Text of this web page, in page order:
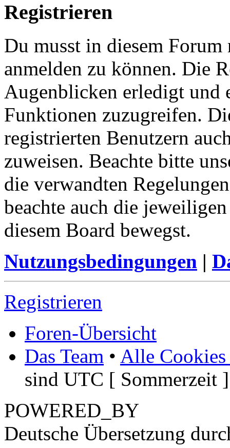
Registrieren
Du musst in diesem
anmelden zu können. Die
Augenblicken erledigt und
Funktionen zuzugreifen.
registrierten Benutzern
zuweisen. Beachte bitte
die verwandten
beachte auch die
diesem Board bewegst.
Nutzungsbedingungen |
Registrieren
Foren-Übersicht
Das Team • Alle Cookies
sind UTC [ Sommerzeit ]
POWERED_BY
Deutsche Übersetzung